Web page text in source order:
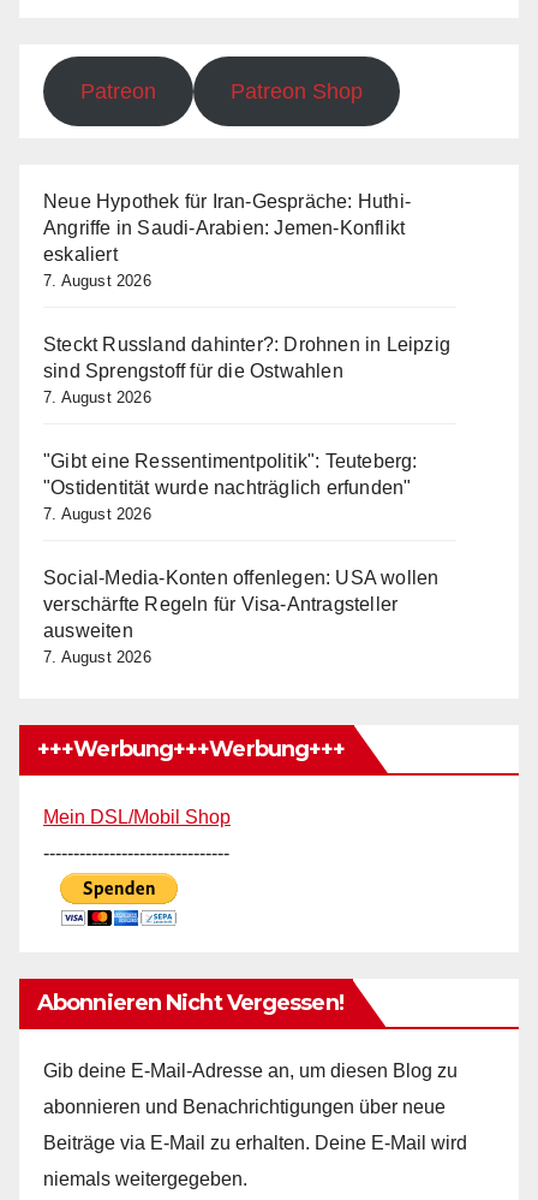
Patreon Patreon Shop
Neue Hypothek für Iran-Gespräche: Huthi-
Angriffe in Saudi-Arabien: Jemen-Konflikt
eskaliert
7. August 2026
Steckt Russland dahinter?: Drohnen in Leipzig
sind Sprengstoff für die Ostwahlen
7. August 2026
"Gibt eine Ressentimentpolitik": Teuteberg:
"Ostidentität wurde nachträglich erfunden"
7. August 2026
Social-Media-Konten offenlegen: USA wollen
verschärfte Regeln für Visa-Antragsteller
ausweiten
7. August 2026
+++Werbung+++Werbung+++
Mein DSL/Mobil Shop
-------------------------------
Abonnieren Nicht Vergessen!
Gib deine E-Mail-Adresse an, um diesen Blog zu
abonnieren und Benachrichtigungen über neue
Beiträge via E-Mail zu erhalten. Deine E-Mail wird
niemals weitergegeben.